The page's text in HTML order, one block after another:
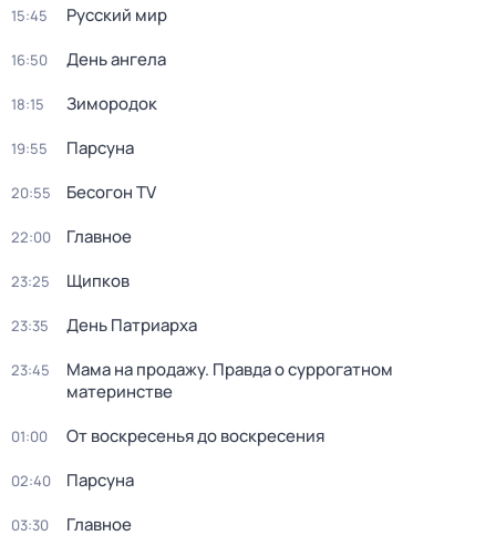
15:45 Русский мир
16:50 День ангела
18:15 Зиморoдoк
19:55 Парсуна
20:55 Бесогон TV
22:00 Главное
23:25 Щипков
23:35 Дeнь Патриаpха
23:45
Мама на продажу. Правда о сyрpогатном
материнстве
01:00 От воскресенья до воскресения
02:40 Парсуна
03:30 Главное